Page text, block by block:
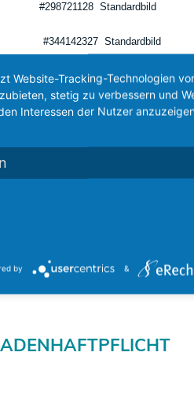
#298721128 Standardbild
#344142327 Standardbild
#225330626 Standardbild
#225333049 Standardbild
#340873451 Standardbild
#155446656 Standardbild
Website-Tracking-Technologien
stetig zu verbessern und
Interessen der Nutzer
by &